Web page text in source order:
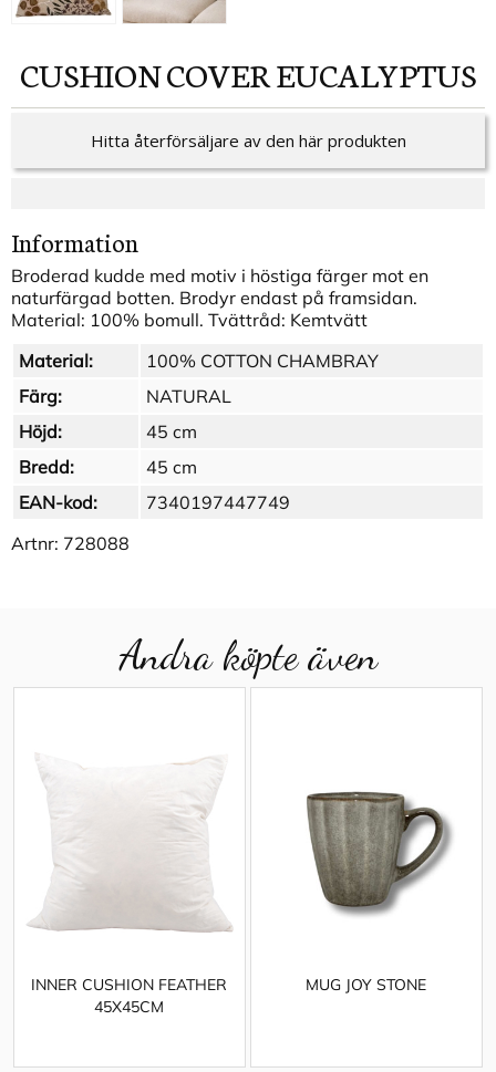
CUSHION COVER EUCALYPTUS
Hitta återförsäljare av den här produkten
Information
Broderad kudde med motiv i höstiga färger mot en
naturfärgad botten. Brodyr endast på framsidan.
Material: 100% bomull. Tvättråd: Kemtvätt
Material:
100% COTTON CHAMBRAY
Färg:
NATURAL
Höjd:
45 cm
Bredd:
45 cm
EAN-kod:
7340197447749
Artnr: 728088
Andra köpte även
INNER CUSHION FEATHER
45X45CM
MUG JOY STONE